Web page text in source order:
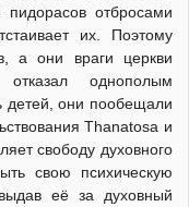
пидорасов отбросами
их. Поэтому
а они враги церкви
однополым
детей, они пообещали
Thanatosа и
свободу духовного
свою психическую
её за духовный